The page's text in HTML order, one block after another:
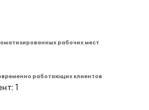
рабочих мест
работающих клиентов
1